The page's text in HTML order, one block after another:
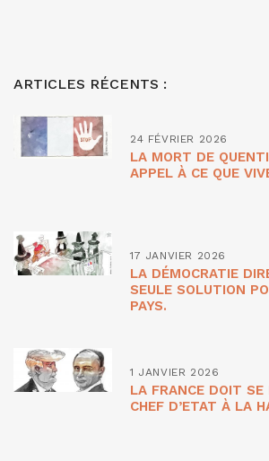
ARTICLES RÉCENTS :
24 FÉVRIER 2026
LA MORT DE
APPEL À CE QUE
17 JANVIER 2026
LA DÉMOCRATIE
SEULE SOLUTION
PAYS.
1 JANVIER 2026
LA FRANCE DOIT SE
CHEF D’ETAT À LA